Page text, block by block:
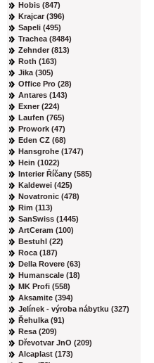
Hobis (847)
Krajcar (396)
Sapeli (495)
Trachea (8484)
Zehnder (813)
Roth (163)
Jika (305)
Office Pro (28)
Antares (143)
Exner (224)
Laufen (765)
Prowork (47)
Eden CZ (68)
Hansgrohe (1747)
Hein (1022)
Interier Říčany (585)
Kaldewei (425)
Novatronic (478)
Rim (113)
SanSwiss (1445)
ArtCeram (100)
Bestuhl (22)
Roca (187)
Della Rovere (63)
Humanscale (18)
MK Profi (558)
Aksamite (394)
Jelínek - výroba nábytku (327)
Řehulka (91)
Resa (209)
Dřevotvar JnO (209)
Alcaplast (173)